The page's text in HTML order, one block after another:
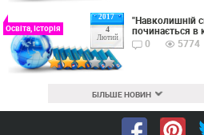
2017
4
Лютий
Освіта, Історія
"Навколишній
починається в
0
5774
БІЛЬШЕ НОВИН